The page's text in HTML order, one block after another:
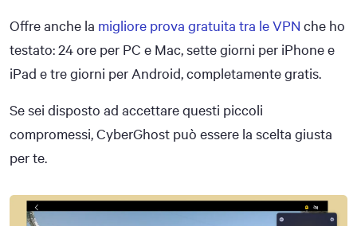
Offre anche la migliore prova gratuita tra le VPN che ho
testato: 24 ore per PC e Mac, sette giorni per iPhone e
iPad e tre giorni per Android, completamente gratis.
Se sei disposto ad accettare questi piccoli
compromessi, CyberGhost può essere la scelta giusta
per te.